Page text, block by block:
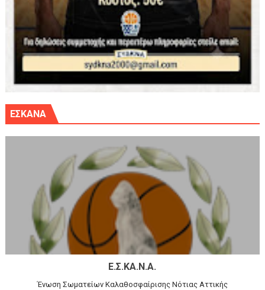
ΕΣΚΑΝΑ
Ε.Σ.ΚΑ.Ν.Α.
Ένωση Σωματείων Καλαθοσφαίρισης Νότιας Αττικής